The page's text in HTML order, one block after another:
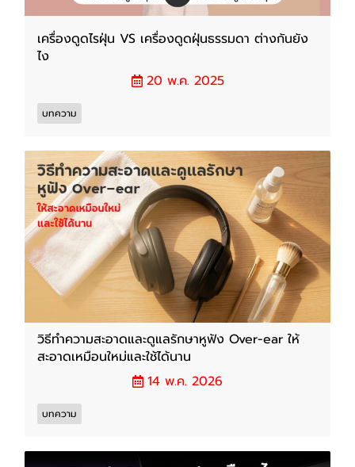
เครื่องดูดไรฝุ่น VS เครื่องดูดฝุ่นธรรมดา ต่างกันยัง
ไง
20 พ.ค. 2025
บทความ
วิธีทำความสะอาดและดูแลรักษาหูฟัง Over-ear ให้
สะอาดเหมือนใหม่และใช้ได้นาน
14 พ.ค. 2026
บทความ